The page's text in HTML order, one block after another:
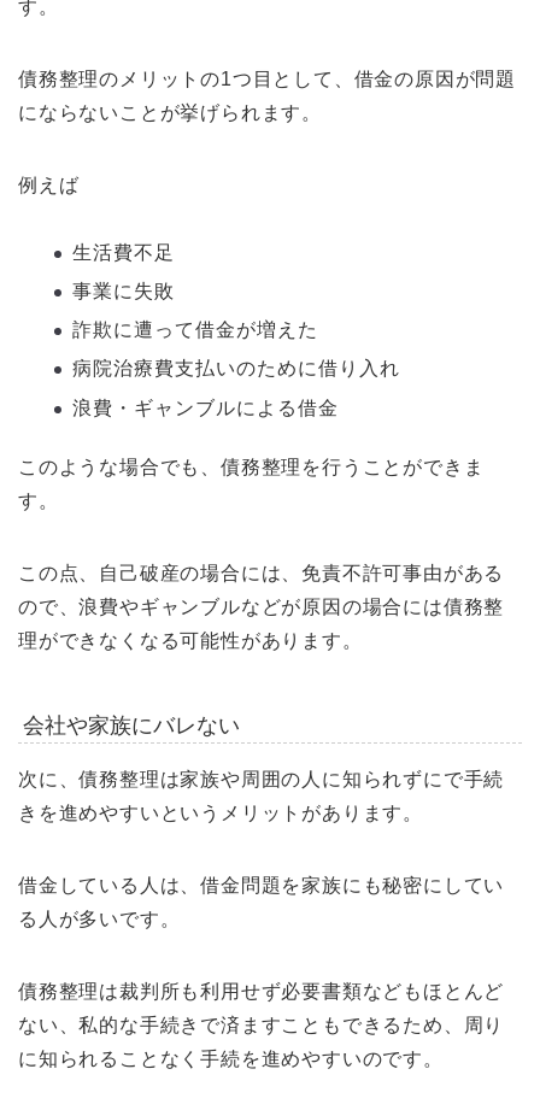
す。
債務整理のメリットの1つ目として、借金の原因が問題
にならないことが挙げられます。
例えば
生活費不足
事業に失敗
詐欺に遭って借金が増えた
病院治療費支払いのために借り入れ
浪費・ギャンブルによる借金
このような場合でも、債務整理を行うことができま
す。
この点、自己破産の場合には、免責不許可事由がある
ので、浪費やギャンブルなどが原因の場合には債務整
理ができなくなる可能性があります。
会社や家族にバレない
次に、債務整理は家族や周囲の人に知られずにで手続
きを進めやすいというメリットがあります。
借金している人は、借金問題を家族にも秘密にしてい
る人が多いです。
債務整理は裁判所も利用せず必要書類などもほとんど
ない、私的な手続きで済ますこともできるため、周り
に知られることなく手続を進めやすいのです。